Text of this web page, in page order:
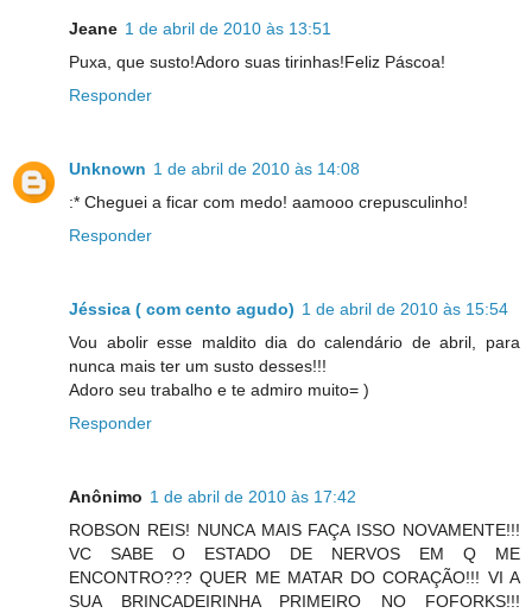
Jeane 1 de abril de 2010 às 13:51
Puxa, que susto!Adoro suas tirinhas!Feliz Páscoa!
Responder
Unknown 1 de abril de 2010 às 14:08
:* Cheguei a ficar com medo! aamooo crepusculinho!
Responder
Jéssica ( com cento agudo) 1 de abril de 2010 às 15:54
Vou abolir esse maldito dia do calendário de abril, para
nunca mais ter um susto desses!!!
Adoro seu trabalho e te admiro muito= )
Responder
Anônimo 1 de abril de 2010 às 17:42
ROBSON REIS! NUNCA MAIS FAÇA ISSO NOVAMENTE!!!
VC SABE O ESTADO DE NERVOS EM Q ME
ENCONTRO??? QUER ME MATAR DO CORAÇÃO!!! VI A
SUA BRINCADEIRINHA PRIMEIRO NO FOFORKS!!!